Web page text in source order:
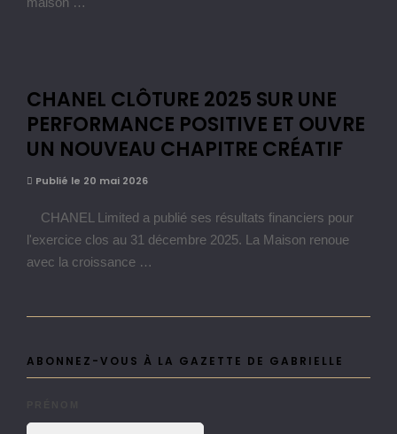
CHANEL CLÔTURE 2025 SUR UNE
PERFORMANCE POSITIVE ET OUVRE
UN NOUVEAU CHAPITRE CRÉATIF
Publié le 20 mai 2026
CHANEL Limited a publié ses résultats financiers pour
l'exercice clos au 31 décembre 2025. La Maison renoue
avec la croissance …
ABONNEZ-VOUS À LA GAZETTE DE GABRIELLE